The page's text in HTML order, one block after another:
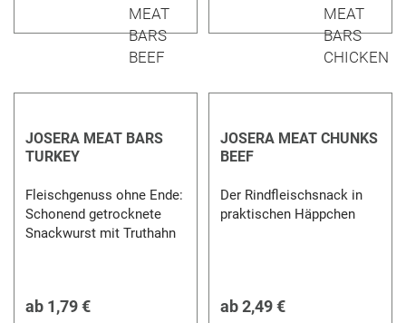
JOSERA MEAT BARS
TURKEY
Fleischgenuss ohne Ende:
Schonend getrocknete
Snackwurst mit Truthahn
ab 1,79 €
JOSERA MEAT CHUNKS
BEEF
Der Rindfleischsnack in
praktischen Häppchen
ab2,49 €